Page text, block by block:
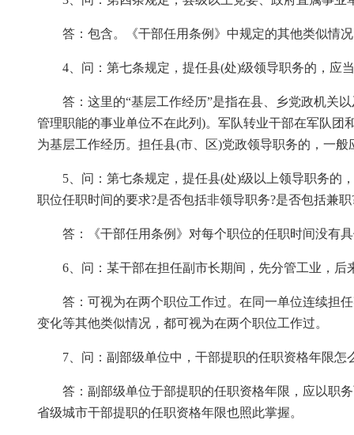
答：包含。《干部任用条例》中规定的其他类似情
4、问：第七条规定，提任县(处)级领导职务的，应
答：这里的“基层工作经历”是指在县、乡党政机关
管理职能的事业单位不在此列)。军队转业干部在军队
为基层工作经历。担任县(市、区)党政领导职务的，一
5、问：第七条规定，提任县(处)级以上领导职务的
职位任职时间的要求?是否包括非领导职务?是否包括兼职
答：《干部任用条例》对每个职位的任职时间没有
6、问：某干部在担任副市长期间，先分管工业，
答：可视为在两个职位工作过。在同一单位连续担
变化等其他类似情况，都可视为在两个职位工作过。
7、问：副部级单位中，干部提职的任职资格年限
答：副部级单位于部提职的任职资格年限，应以职
省级城市干部提职的任职资格年限也照此掌握。